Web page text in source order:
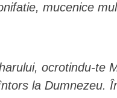
mucenice
ocrotindu-te
la Dumnezeu.